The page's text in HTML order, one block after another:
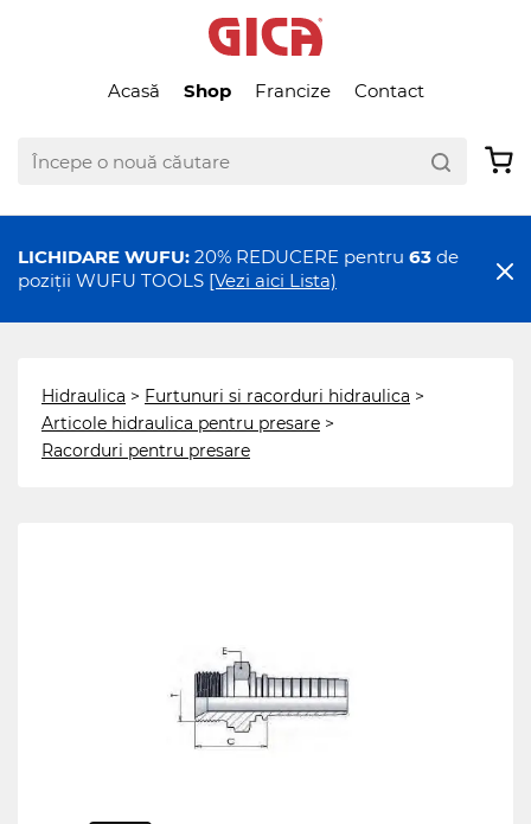
Acasă Shop Francize Contact
LICHIDARE WUFU: 20% REDUCERE pentru 63 de
poziții WUFU TOOLS [Vezi aici Lista)
Hidraulica > Furtunuri si racorduri hidraulica >
Articole hidraulica pentru presare >
Racorduri pentru presare